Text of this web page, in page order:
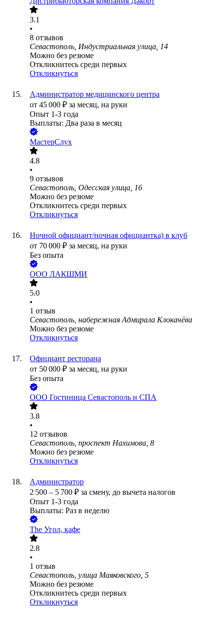
3.1
•
8 отзывов
Севастополь, Индустриальная улица, 14
Можно без резюме
Откликнитесь среди первых
Откликнуться
Администратор медицинского центра
от 45 000 ₽ за месяц, на руки
Опыт 1-3 года
Выплаты: Два раза в месяц
МастерСлух
4.8
•
9 отзывов
Севастополь, Одесская улица, 16
Можно без резюме
Откликнитесь среди первых
Откликнуться
Ночной официант/ночная официантка) в клуб
от 70 000 ₽ за месяц, на руки
Без опыта
ООО ЛАКШМИ
5.0
•
1 отзыв
Севастополь, набережная Адмирала Клокачёва
Можно без резюме
Откликнуться
Официант ресторана
от 50 000 ₽ за месяц, на руки
Без опыта
ООО Гостиница Севастополь и СПА
3.8
•
12 отзывов
Севастополь, проспект Нахимова, 8
Можно без резюме
Откликнуться
Администратор
2 500 – 5 700 ₽ за смену, до вычета налогов
Опыт 1-3 года
Выплаты: Раз в неделю
The Угол, кафе
2.8
•
1 отзыв
Севастополь, улица Маяковского, 5
Можно без резюме
Откликнитесь среди первых
Откликнуться